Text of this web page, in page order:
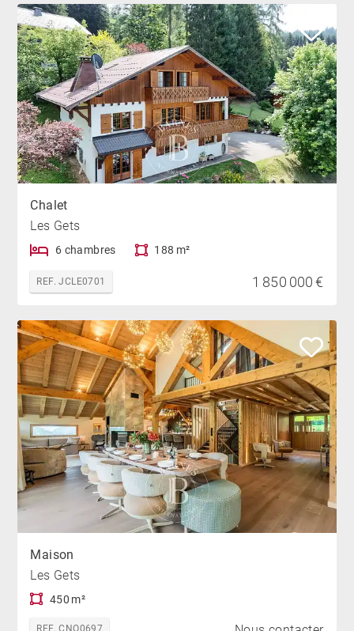
Chalet
Les Gets
6 chambres 188 m²
REF. JCLE0701 1 850 000 €
Maison
Les Gets
450 m²
REF. CNO0697